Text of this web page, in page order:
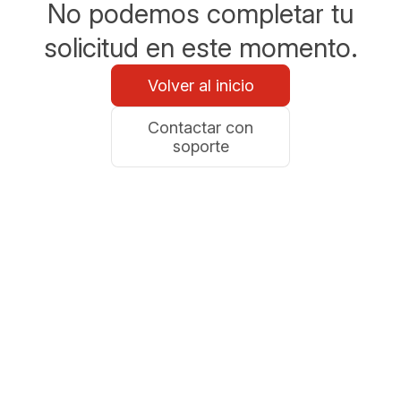
No podemos completar tu
solicitud en este momento.
Volver al inicio
Contactar con
soporte